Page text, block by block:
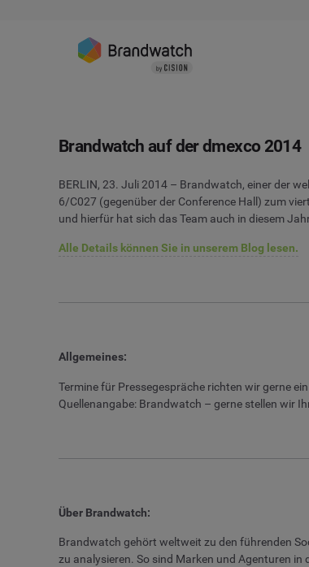
Brandwatch auf der dmexco 2014
BERLIN, 23. Juli 2014 – Brandwatch, einer der
6/C027 (gegenüber der Conference Hall) zum
und hierfür hat sich das Team auch in diesem
Alle Details können Sie in unserem Blog lesen.
Allgemeines:
Termine für Pressegespräche richten wir gerne
Quellenangabe: Brandwatch – gerne stellen wir
Über Brandwatch:
Brandwatch gehört weltweit zu den führenden
zu analysieren. So sind Marken und Agenturen in